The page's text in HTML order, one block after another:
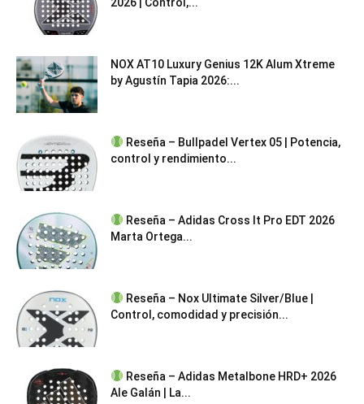
NOX AT10 Luxury Genius 12K Alum Xtreme
by Agustín Tapia 2026:...
Reseña – Bullpadel Vertex 05 | Potencia,
control y rendimiento...
Reseña – Adidas Cross It Pro EDT 2026
Marta Ortega...
Reseña – Nox Ultimate Silver/Blue |
Control, comodidad y precisión...
Reseña – Adidas Metalbone HRD+ 2026
Ale Galán | La...